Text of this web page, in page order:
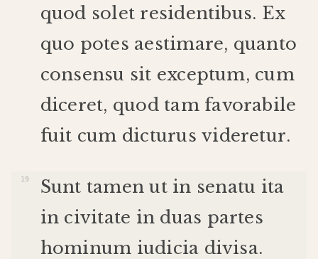
quod solet residentibus. Ex
quo potes aestimare, quanto
consensu sit exceptum, cum
diceret, quod tam favorabile
fuit cum dicturus videretur.
Sunt tamen ut in senatu ita
in civitate in duas partes
hominum iudicia divisa.